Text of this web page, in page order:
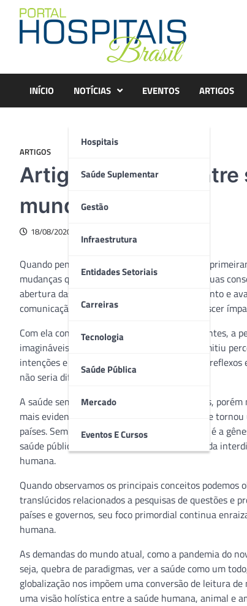
content
INÍCIO NOTÍCIAS
Hospitais
Saúde Suplementar
Gestão
Infraestrutura
Entidades Setoriais
Carreiras
Tecnologia
Saúde Pública
Mercado
Eventos E Cursos
EVENTOS ARTIGOS
ARTIGOS
Artigo – Relação
mundo globalizado
18/08/2020
Quando pensamos em Saúde Global devemos
mudanças que impactaram, impactam e que suas
abertura das fronteiras ao comércio, crescimento e
comunicação como as redes sociais com o crescer
Com ela conseguimos desbravar novos horizontes, a
imagináveis. Contudo, a globalização nos permitiu
intenções e benefícios sejam inenarráveis, os
não seria diferente na equidade em saúde.
A saúde sempre foi um bem intangível a todos,
mais evidente de que a presença da “saúde” se
países. Sem dúvida o processo de globalização é a
saúde pública, internacional, da coletividade, da
humana.
Quando observamos os principais conceitos
translúcidos relacionados a pesquisas de questões e
países e governos, seu foco primordial continua
humana.
As demandas do mundo atual, como a pandemia do
seja, quebra de paradigmas, ver a saúde como um
globalização nos impõem uma conversão de leitura
uma visão holística entre a saúde humana, animal e